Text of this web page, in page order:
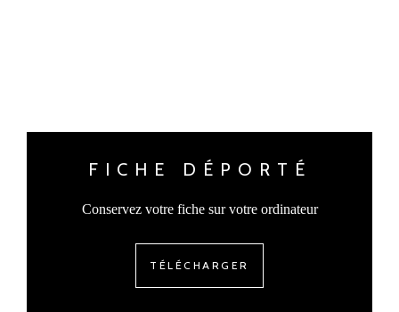
FICHE DÉPORTÉ
Conservez votre fiche sur votre ordinateur
TÉLÉCHARGER